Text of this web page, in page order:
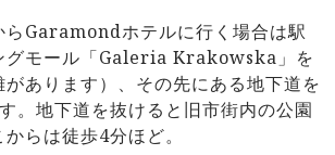
らGaramondホテルに行く場合は駅
グモール「Galeria Krakowska」を
あります）、その先にある地下道を
。地下道を抜けると旧市街内の公園
らは徒歩4分ほど。